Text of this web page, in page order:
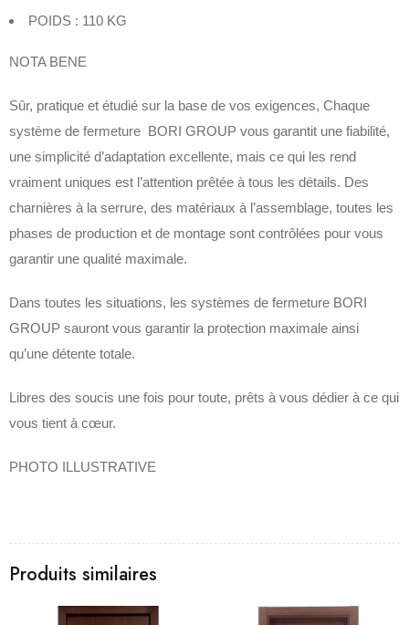
POIDS : 110 KG
NOTA BENE
Sûr, pratique et étudié sur la base de vos exigences, Chaque
système de fermeture BORI GROUP vous garantit une fiabilité,
une simplicité d’adaptation excellente, mais ce qui les rend
vraiment uniques est l’attention prêtée à tous les détails. Des
charnières à la serrure, des matériaux à l’assemblage, toutes les
phases de production et de montage sont contrôlées pour vous
garantir une qualité maximale.
Dans toutes les situations, les systèmes de fermeture BORI
GROUP sauront vous garantir la protection maximale ainsi
qu’une détente totale.
Libres des soucis une fois pour toute, prêts à vous dédier à ce qui
vous tient à cœur.
PHOTO ILLUSTRATIVE
Produits similaires